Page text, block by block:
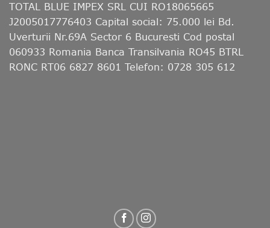
TOTAL BLUE IMPEX SRL CUI RO18065665
J2005017776403 Capital social: 75.000 lei Bd.
Uverturii Nr.69A Sector 6 Bucuresti Cod postal
060933 Romania Banca Transilvania RO45 BTRL
RONC RT06 6827 8601 Telefon: 0728 305 612